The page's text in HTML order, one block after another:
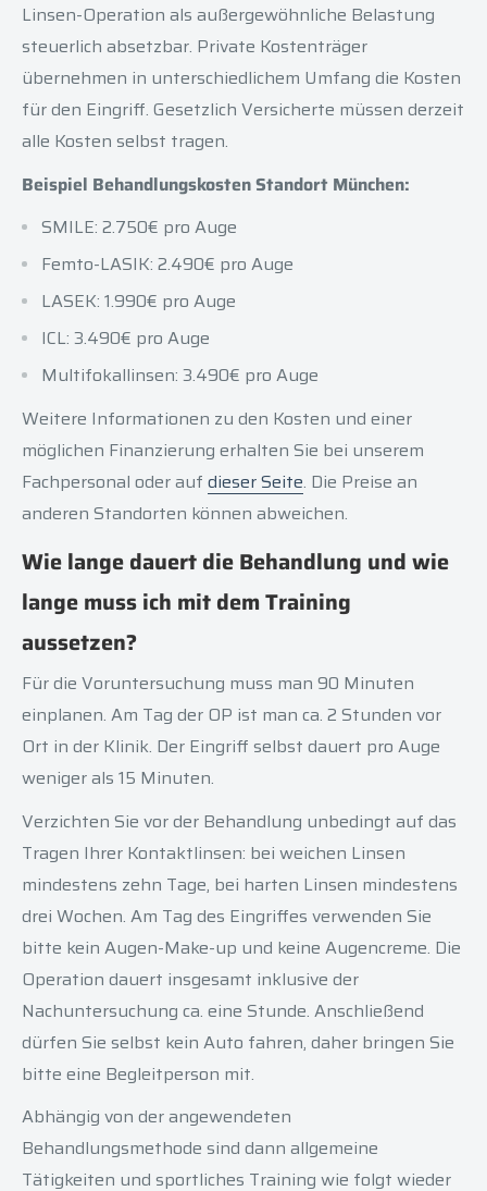
Linsen-Operation als außergewöhnliche Belastung
steuerlich absetzbar. Private Kostenträger
übernehmen in unterschiedlichem Umfang die Kosten
für den Eingriff. Gesetzlich Versicherte müssen derzeit
alle Kosten selbst tragen.
Beispiel Behandlungskosten Standort München:
SMILE: 2.750€ pro Auge
Femto-LASIK: 2.490€ pro Auge
LASEK: 1.990€ pro Auge
ICL: 3.490€ pro Auge
Multifokallinsen: 3.490€ pro Auge
Weitere Informationen zu den Kosten und einer
möglichen Finanzierung erhalten Sie bei unserem
Fachpersonal oder auf dieser Seite. Die Preise an
anderen Standorten können abweichen.
Wie lange dauert die Behandlung und wie
lange muss ich mit dem Training
aussetzen?
Für die Voruntersuchung muss man 90 Minuten
einplanen. Am Tag der OP ist man ca. 2 Stunden vor
Ort in der Klinik. Der Eingriff selbst dauert pro Auge
weniger als 15 Minuten.
Verzichten Sie vor der Behandlung unbedingt auf das
Tragen Ihrer Kontaktlinsen: bei weichen Linsen
mindestens zehn Tage, bei harten Linsen mindestens
drei Wochen. Am Tag des Eingriffes verwenden Sie
bitte kein Augen-Make-up und keine Augencreme. Die
Operation dauert insgesamt inklusive der
Nachuntersuchung ca. eine Stunde. Anschließend
dürfen Sie selbst kein Auto fahren, daher bringen Sie
bitte eine Begleitperson mit.
Abhängig von der angewendeten
Behandlungsmethode sind dann allgemeine
Tätigkeiten und sportliches Training wie folgt wieder